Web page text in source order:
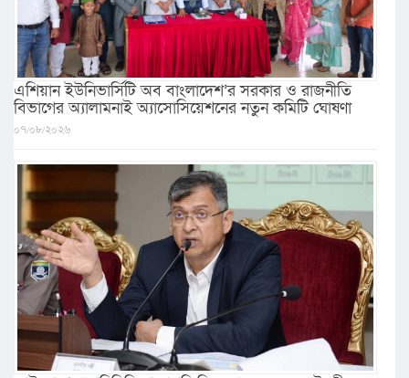
এশিয়ান ইউনিভার্সিটি অব বাংলাদেশ’র সরকার ও রাজনীতি
বিভাগের অ্যালামনাই অ্যাসোসিয়েশনের নতুন কমিটি ঘোষণা
০৭/০৮/২০২৬